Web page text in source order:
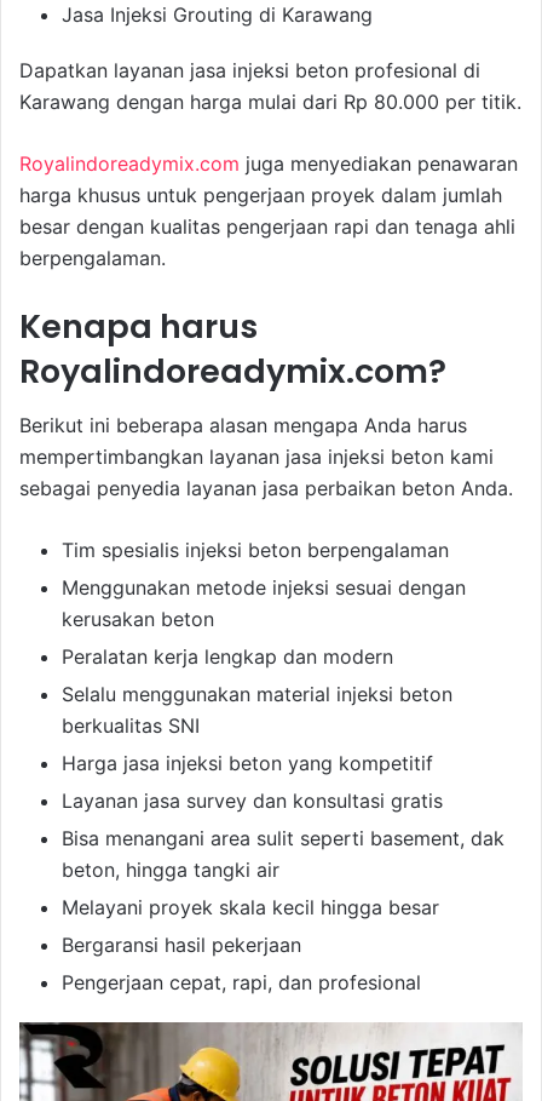
Jasa Injeksi Grouting di Karawang
Dapatkan layanan jasa injeksi beton profesional di
Karawang dengan harga mulai dari Rp 80.000 per titik.
Royalindoreadymix.com juga menyediakan penawaran
harga khusus untuk pengerjaan proyek dalam jumlah
besar dengan kualitas pengerjaan rapi dan tenaga ahli
berpengalaman.
Kenapa harus
Royalindoreadymix.com?
Berikut ini beberapa alasan mengapa Anda harus
mempertimbangkan layanan jasa injeksi beton kami
sebagai penyedia layanan jasa perbaikan beton Anda.
Tim spesialis injeksi beton berpengalaman
Menggunakan metode injeksi sesuai dengan
kerusakan beton
Peralatan kerja lengkap dan modern
Selalu menggunakan material injeksi beton
berkualitas SNI
Harga jasa injeksi beton yang kompetitif
Layanan jasa survey dan konsultasi gratis
Bisa menangani area sulit seperti basement, dak
beton, hingga tangki air
Melayani proyek skala kecil hingga besar
Bergaransi hasil pekerjaan
Pengerjaan cepat, rapi, dan profesional